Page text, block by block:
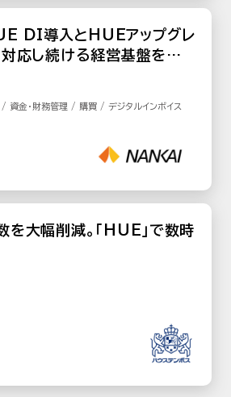
DI導入とHUEアップグレ
対応し続ける経営基盤を構
資金・財務管理 / 購買 / デジタルインボイス
を大幅削減。「HUE」で数時